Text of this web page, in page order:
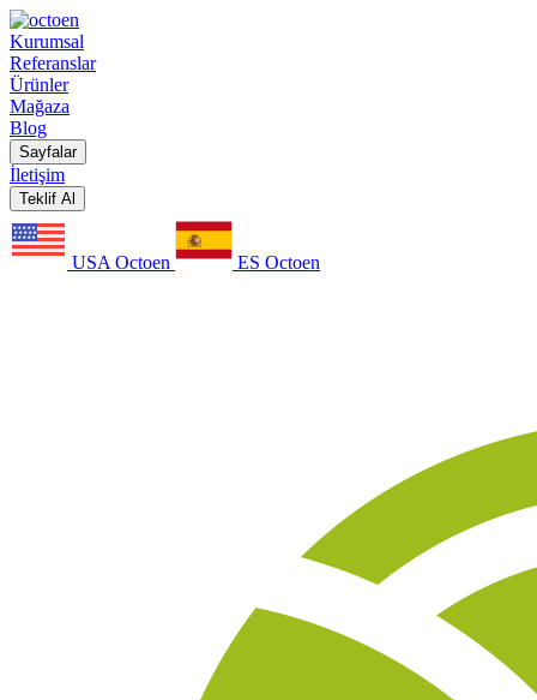
Kurumsal
Referanslar
Ürünler
Mağaza
Blog
Sayfalar
İletişim
Teklif Al
USA Octoen ES Octoen